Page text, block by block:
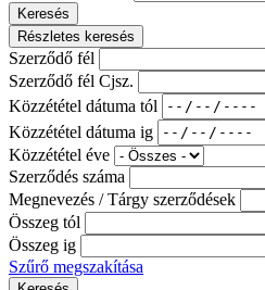
Keresés
Részletes keresés
Szerződő fél
Szerződő fél Cjsz.
Közzététel dátuma tól
Közzététel dátuma ig
Közzététel éve
Szerződés száma
Megnevezés / Tárgy szerződések
Összeg tól
Összeg ig
Szűrő megszakítása